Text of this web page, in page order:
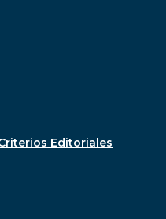
Editoriales